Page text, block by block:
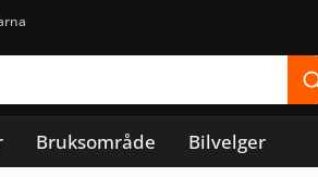
Bruksområde Bilvelger